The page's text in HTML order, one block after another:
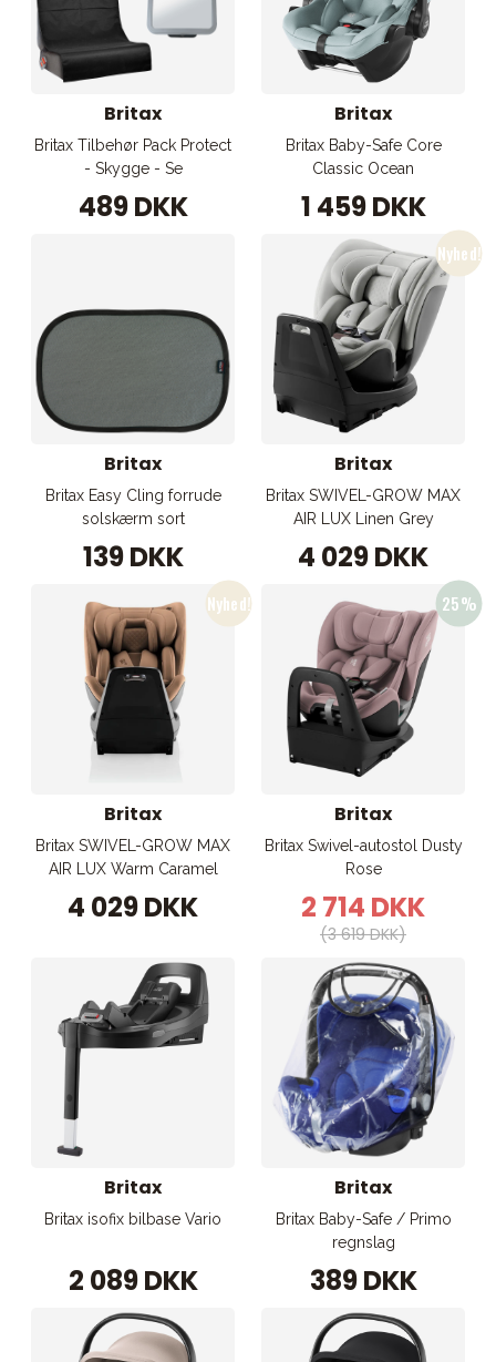
Britax
Britax Tilbehør Pack Protect
- Skygge - Se
489 DKK
Britax
Britax Baby-Safe Core
Classic Ocean
1 459 DKK
Britax
Britax Easy Cling forrude
solskærm sort
139 DKK
Britax
Britax SWIVEL-GROW MAX
AIR LUX Linen Grey
4 029 DKK
Britax
Britax SWIVEL-GROW MAX
AIR LUX Warm Caramel
4 029 DKK
Britax
Britax Swivel-autostol Dusty
Rose
2 714 DKK
(3 619 DKK)
Britax
Britax isofix bilbase Vario
2 089 DKK
Britax
Britax Baby-Safe / Primo
regnslag
389 DKK